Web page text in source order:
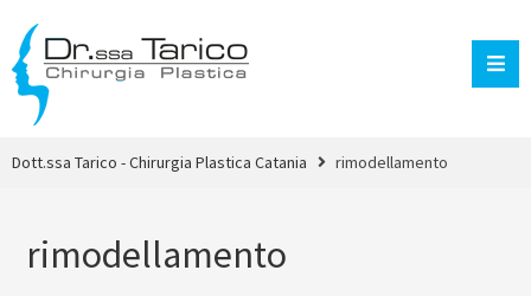
Dott.ssa Tarico - Chirurgia Plastica Catania rimodellamento
rimodellamento